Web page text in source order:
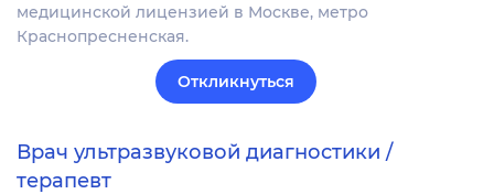
медицинской лицензией в Москве, метро
Краснопресненская.
Откликнуться
Врач ультразвуковой диагностики /
терапевт